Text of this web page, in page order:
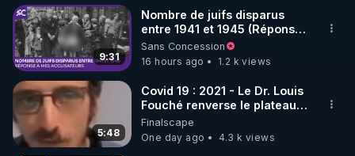
https://reaction19.fr/
https://m.youtube.com/@Reaction19WebTV
https://www.facebook.com/share/1Espj86QSe/
👉 Son livre « Pour un lendemain, sans libertés
9:31
Nombre de juifs disparus
entre 1941 et 1945 (Réponse
à mes accusateurs)
Sans Concession
16 hours ago
1.2 k views
5:48
Covid 19 : 2021 - Le Dr. Louis
Fouché renverse le plateau
de CNews !
Finalscape
One day ago
4.3 k views